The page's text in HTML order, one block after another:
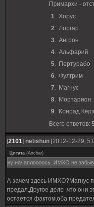
Примархи -
1. Хорус
2. Лоргар
3. Ангрон
4. Альфарий
5. Пертурабо
6. Фулгрим
7. Магнус
8. Мортарион
9. Конрад Кёрз
Всего ответов:
[2101] netishun [2012-12-29,
Цитата (Anchar)
ну начаплоооось. ИМХО не
А зачем здесь ИМХО?Магнус
предал.Другое дело ,что они
остается фактом,оба